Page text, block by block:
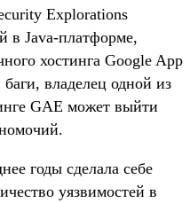
Explorations
в Java-платформе,
хостинга Google App
владелец одной из
GAE может выйти
годы сделала себе
уязвимостей в